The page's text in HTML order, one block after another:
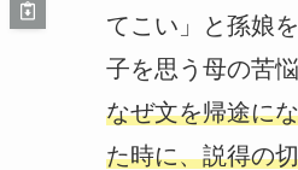
てこい」と孫娘
子を思う母の苦
なぜ文を帰途に
た時に、説得の